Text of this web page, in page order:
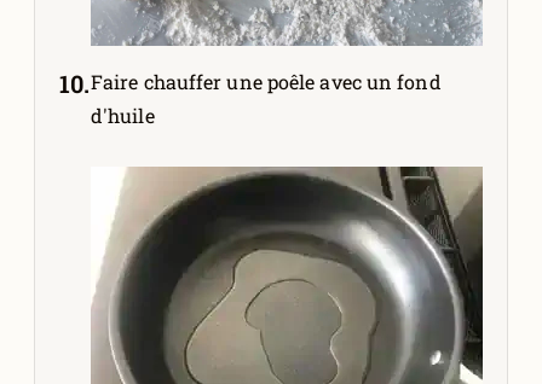
Faire chauffer une poêle avec un fond
d'huile